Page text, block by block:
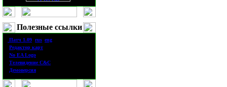
Полезные ссылки
Патч 1.09 rus eng
Редактор карт
No EA Logo
ТелевидениеC&C
Демоверсия